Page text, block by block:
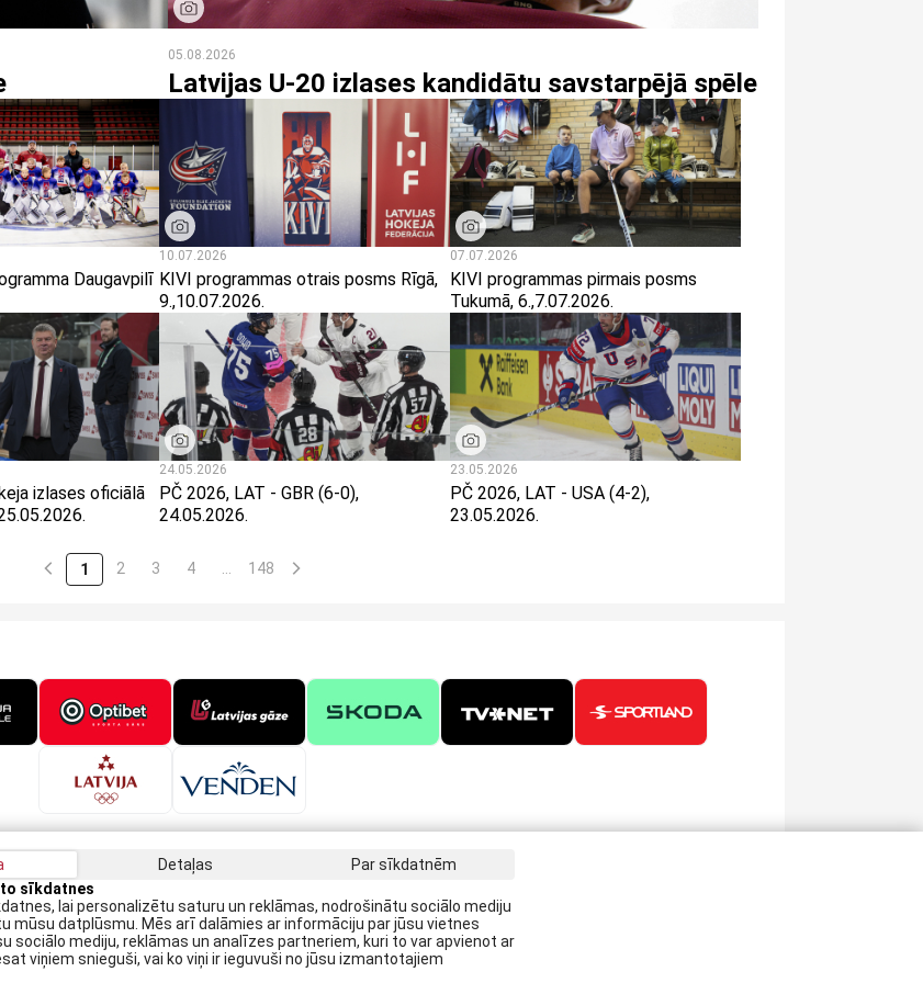
05.08.2026
Latvijas U-20 izlases kandidātu savstarpējā spēle
Daugavpilī
10.07.2026
KIVI programmas otrais posms Rīgā,
9.,10.07.2026.
07.07.2026
KIVI programmas pirmais posms
Tukumā, 6.,7.07.2026.
izlases oficiālā
24.05.2026
PČ 2026, LAT - GBR (6-0),
24.05.2026.
23.05.2026
PČ 2026, LAT - USA (4-2),
23.05.2026.
1 2 3 4 … 148
Saņem jaunākās ziņas savā E-pastā:
Detaļas
Par sīkdatnēm
sīkdatnes
lai personalizētu saturu un reklāmas, nodrošinātu sociālo mediju
mūsu datplūsmu. Mēs arī dalāmies ar informāciju par jūsu vietnes
sociālo mediju, reklāmas un analīzes partneriem, kuri to var apvienot ar
viņiem snieguši, vai ko viņi ir ieguvuši no jūsu izmantotajiem